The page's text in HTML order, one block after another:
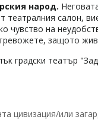
народ.
салон,
чувство на
защото
градски театър
цивизация/или